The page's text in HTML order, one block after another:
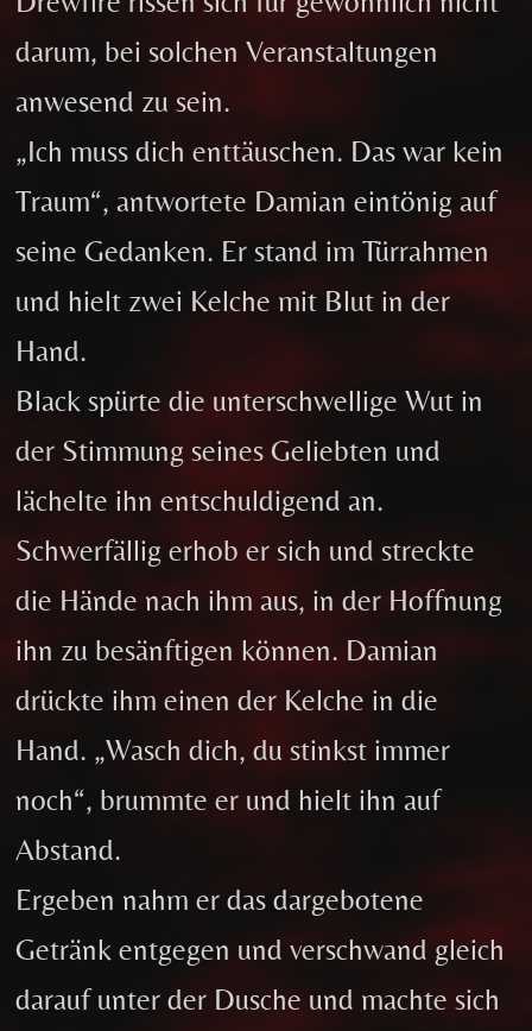
darum, bei solchen Veranstaltungen
anwesend zu sein.
„Ich muss dich enttäuschen. Das war kein
Traum“, antwortete Damian eintönig auf
seine Gedanken. Er stand im Türrahmen
und hielt zwei Kelche mit Blut in der
Hand.
Black spürte die unterschwellige Wut in
der Stimmung seines Geliebten und
lächelte ihn entschuldigend an.
Schwerfällig erhob er sich und streckte
die Hände nach ihm aus, in der Hoffnung
ihn zu besänftigen können. Damian
drückte ihm einen der Kelche in die
Hand. „Wasch dich, du stinkst immer
noch“, brummte er und hielt ihn auf
Abstand.
Ergeben nahm er das dargebotene
Getränk entgegen und verschwand gleich
darauf unter der Dusche und machte sich